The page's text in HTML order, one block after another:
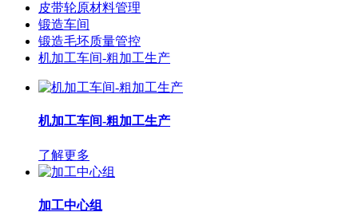
皮带轮原材料管理
锻造车间
锻造毛坯质量管控
机加工车间-粗加工生产
机加工车间-粗加工生产
了解更多
加工中心组